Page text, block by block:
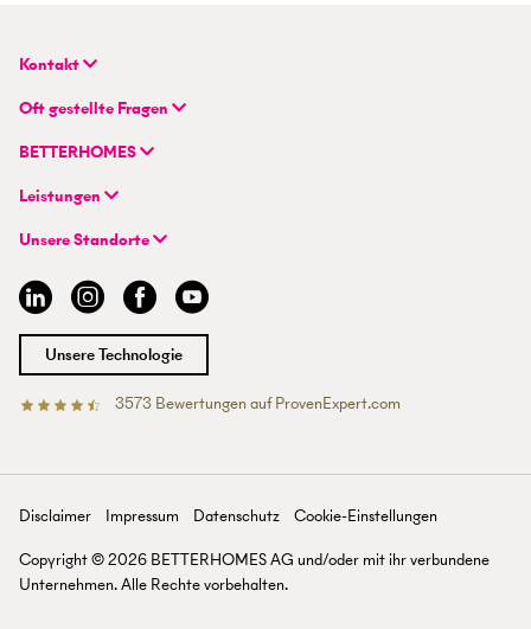
Kontakt
BETTERHOMES (Schweiz) AG
Hauptsitz
Flurstrasse 55
info@betterhomes.ch
Oft gestellte Fragen
FAQ | Immobilienbewertung
FAQ | Immobilienmakler/-in werden
BETTERHOMES
Unternehmen
Hybrides Maklermodell
BETTERHOMES-Erfahrungen
Jobs
Standorte
Presse
Leistungen
Immobilie suchen
Immobilie bewerten
Immobilien-Ratgeber
Immobilienmakler/-in werden
Unsere Standorte
Aargau
Basel
Chur
Lausanne
Luzern
St. Gallen
Zürichsee
Unsere Technologie
3573Bewertungen auf ProvenExpert.com
Disclaimer Impressum Datenschutz
Cookie-Einstellungen
Copyright ©2026 BETTERHOMES AG und/oder mit ihr verbundene
Unternehmen. Alle Rechte vorbehalten.